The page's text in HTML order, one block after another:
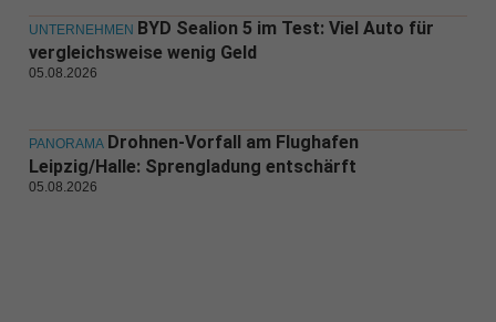
UNTERNEHMEN BYD Sealion 5 im Test: Viel Auto für
vergleichsweise wenig Geld
05.08.2026
PANORAMA Drohnen-Vorfall am Flughafen
Leipzig/Halle: Sprengladung entschärft
05.08.2026